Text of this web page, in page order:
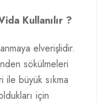
Kullanılır ?
elverişlidir.
sökülmeleri
büyük sıkma
için